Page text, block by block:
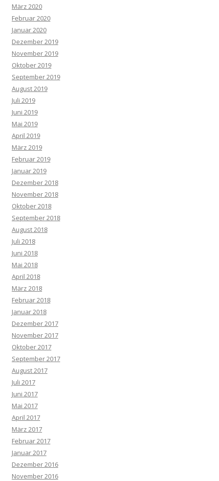
März 2020
Februar 2020
Januar 2020
Dezember 2019
November 2019
Oktober 2019
September 2019
August 2019
Juli 2019
Juni 2019
Mai 2019
April 2019
März 2019
Februar 2019
Januar 2019
Dezember 2018
November 2018
Oktober 2018
September 2018
August 2018
Juli 2018
Juni 2018
Mai 2018
April 2018
März 2018
Februar 2018
Januar 2018
Dezember 2017
November 2017
Oktober 2017
September 2017
August 2017
Juli 2017
Juni 2017
Mai 2017
April 2017
März 2017
Februar 2017
Januar 2017
Dezember 2016
November 2016